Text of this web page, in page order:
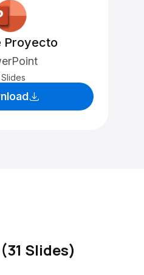
Proyecto
Slides
Slides)